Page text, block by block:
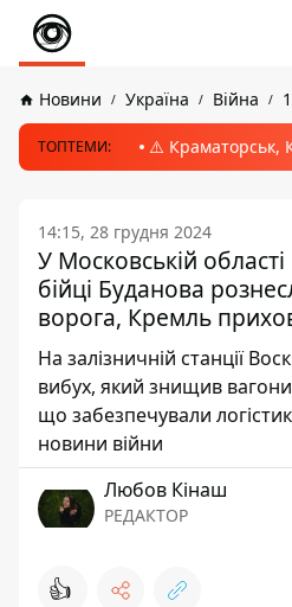
Новини Україна Війна
ТОПТЕМИ: ⚠️ Краматорськ,
14:15, 28 грудня 2024
У Московській області
бійці Буданова
ворога, Кремль
На залізничній станції
вибух, який знищив
що забезпечували
новини війни
Любов Кінаш
РЕДАКТОР
👍